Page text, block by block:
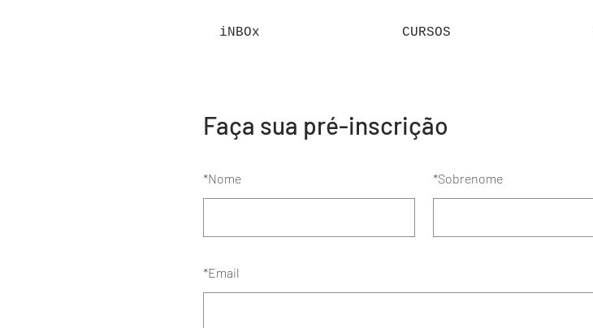
iNBOx CURSOS
Faça sua pré-inscrição
*Nome *Sobrenome
*Email